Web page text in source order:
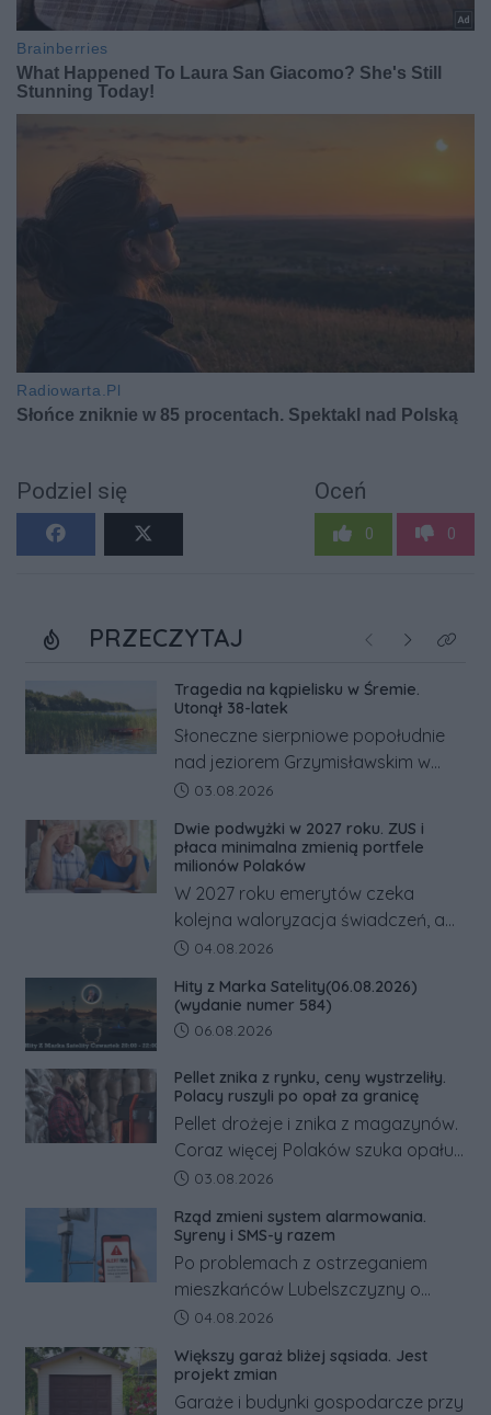
Podziel się Oceń
0 0
PRZECZYTAJ Poprzednie
NastępneKliknij
Tragedia na kąpielisku w Śremie.
Utonął 38-latek
Słoneczne sierpniowe popołudnie
nad jeziorem Grzymisławskim w
powiecie śremskim zakończyło się
odwrócić nawet natychmiastowe
działania służb ratunkowych.
Data dodania artykułu:
03.08.2026
Dwie podwyżki w 2027 roku. ZUS i
płaca minimalna zmienią portfele
milionów Polaków
W 2027 roku emerytów czeka
kolejna waloryzacja świadczeń, a
pracowników podwyżka płacy
tym zmianom zyskają.
Data dodania artykułu:
04.08.2026
Hity z Marka Satelity(06.08.2026)
(wydanie numer 584)
Data dodania artykułu:
06.08.2026
Pellet znika z rynku, ceny wystrzeliły.
Polacy ruszyli po opał za granicę
Pellet drożeje i znika z magazynów.
Coraz więcej Polaków szuka opału
za granicą, gdzie bywa nawet
Co się dzieje?
Data dodania artykułu:
03.08.2026
Rząd zmieni system alarmowania.
Syreny i SMS-y razem
Po problemach z ostrzeganiem
mieszkańców Lubelszczyzny o
rosyjskim zagrożeniu rząd
alarmowych, alertów RCB i aplikacji
w jeden system.
Data dodania artykułu:
04.08.2026
Większy garaż bliżej sąsiada. Jest
projekt zmian
Garaże i budynki gospodarcze przy